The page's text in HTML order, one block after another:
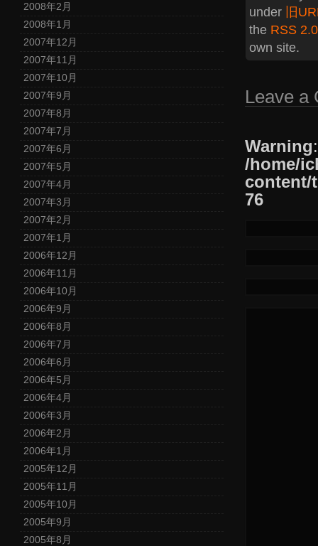
2008年2月
2008年1月
2007年12月
2007年11月
2007年10月
2007年9月
2007年8月
2007年7月
2007年6月
2007年5月
2007年4月
2007年3月
2007年2月
2007年1月
2006年12月
2006年11月
2006年10月
2006年9月
2006年8月
2006年7月
2006年6月
2006年5月
2006年4月
2006年3月
2006年2月
2006年1月
2005年12月
2005年11月
2005年10月
2005年9月
2005年8月
under 旧
the RSS 2.0
own site.
Leave a
Warning
/home/
content/
76